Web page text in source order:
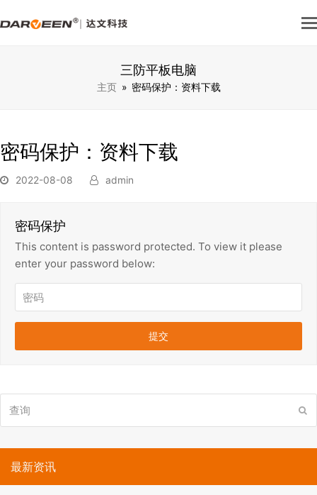
三防平板电脑
主页 » 密码保护：资料下载
密码保护：资料下载
2022-08-08 admin
密码保护
This content is password protected. To view it please
enter your password below:
询
最新资讯